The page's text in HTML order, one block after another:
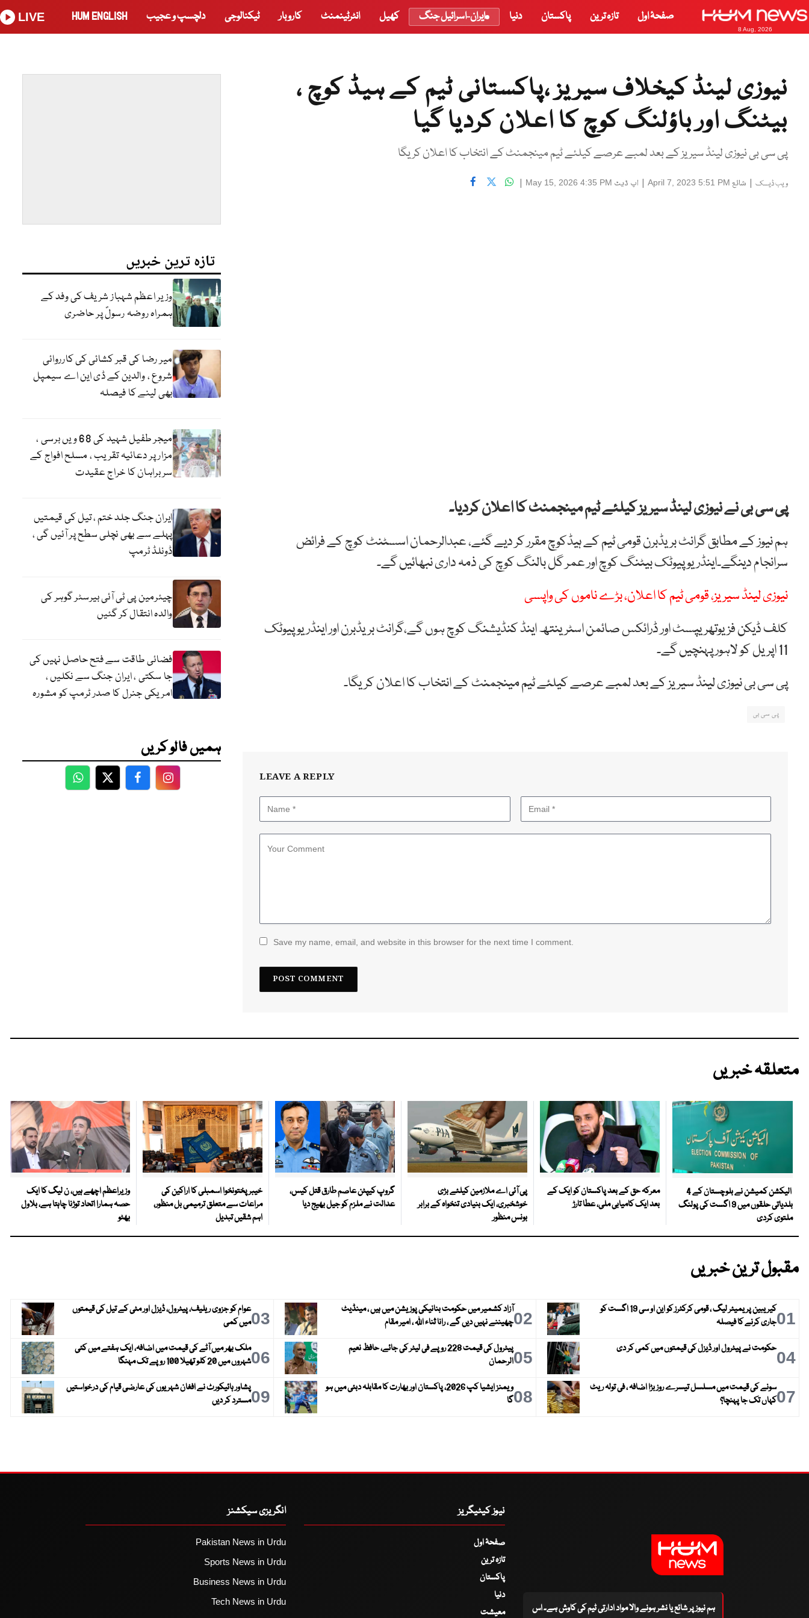
8 Aug, 2026
صفحۂ اول تازہ ترین پاکستان دنیا ایران-اسرائیل جنگ کھیل انٹرٹینمنٹ کاروبار ٹیکنالوجی دلچسپ و عجیب HUM ENGLISH
LIVE
نیوزی لینڈ کیخلاف سیریز ،پاکستانی ٹیم کے ہیڈ کوچ ،
بیٹنگ اور باؤلنگ کوچ کا اعلان کردیا گیا
پی سی بی نیوزی لینڈ سیریز کے بعد لمبے عرصے کیلئے ٹیم مینجمنٹ کے انتخاب کا اعلان کریگا
ویب ڈیسک | شائع April 7, 2023 5:51 PM
| اپ ڈیٹ May 15, 2026 4:35 PM
|
پی سی بی نے نیوزی لینڈ سیریز کیلئے ٹیم مینجمنٹ کا اعلان کردیا۔
ہم نیوز کے مطابق گرانٹ بریڈبرن قومی ٹیم کے ہیڈکوچ مقرر کر دیے گئے، عبدالرحمان اسسٹنٹ کوچ کے فرائض
سرانجام دینگے۔اینڈریو پیوٹک بیٹنگ کوچ اور عمر گل بالنگ کوچ کی ذمہ داری نبھائیں گے۔
نیوزی لینڈ سیریز، قومی ٹیم کا اعلان، بڑے ناموں کی واپسی
کلف ڈیکن فزیوتھریپسٹ اور ڈرائکس صائمن اسٹرینتھ اینڈ کنڈیشنگ کوچ ہوں گے،گرانٹ بریڈبرن اور اینڈریو پیوٹک
11 اپریل کو لاہور پہنچیں گے۔
پی سی بی نیوزی لینڈ سیریز کے بعد لمبے عرصے کیلئے ٹیم مینجمنٹ کے انتخاب کا اعلان کریگا۔
پی سی بی
LEAVE A REPLY
Save my name, email, and website in this browser for the next time I comment.
تازہ ترین خبریں
وزیر اعظم شہباز شریف کی وفد کے
ہمراہ روضہ رسولؐ پر حاضری
میر رضا کی قبر کشائی کی کارروائی
شروع ، والدین کے ڈی این اے سیمپل
بھی لینے کا فیصلہ
میجر طفیل شہید کی 68 ویں برسی ،
مزار پر دعائیہ تقریب ، مسلح افواج کے
سربراہان کا خراج عقیدت
ایران جنگ جلد ختم ، تیل کی قیمتیں
پہلے سے بھی نچلی سطح پر آئیں گی ،
ڈونلڈ ٹرمپ
چیئرمین پی ٹی آئی بیرسٹر گوہر کی
والدہ انتقال کر گئیں
فضائی طاقت سے فتح حاصل نہیں کی
جا سکتی ، ایران جنگ سے نکلیں ،
امریکی جنرل کا صدر ٹرمپ کو مشورہ
ہمیں فالو کریں
WhatsApp
TwitterFacebookFacebook
متعلقہ خبریں
الیکشن کمیشن نے بلوچستان کے 4
بلدیاتی حلقوں میں 9 اگست کی پولنگ
ملتوی کردی
معرکہ حق کے بعد پاکستان کو ایک کے
بعد ایک کامیابی ملی، عطا تارڑ
پی آئی اے ملازمین کیلئے بڑی
خوشخبری، ایک بنیادی تنخواہ کے برابر
بونس منظور
گروپ کیپٹن عاصم طارق قتل کیس،
عدالت نے ملزم کو جیل بھیج دیا
خیبرپختونخوا اسمبلی کا اراکین کی
مراعات سے متعلق ترمیمی بل منظور،
اہم شقیں تبدیل
وزیراعظم اچھے ہیں، ن لیگ کا ایک
حصہ ہمارا اتحاد توڑنا چاہتا ہے، بلاول
بھٹو
مقبول ترین خبریں
01
کیریبین پریمیئر لیگ ، قومی کرکٹرز کو این او سی 19 اگست کو
جاری کرنے کا فیصلہ
02آزاد کشمیر میں حکومت بنانیکی پوزیشن میں ہیں ، مینڈیٹ
چھیننے نہیں دیں گے ، رانا ثناء اللہ ، امیر مقام
03عوام کو جزوی ریلیف، پیٹرول، ڈیزل اور مٹی کے تیل کی قیمتوں
میں کمی
04حکومت نے پیٹرول اور ڈیزل کی قیمتوں میں کمی کر دی 05
پیٹرول کی قیمت 228 روپے فی لیٹر کی جائے، حافظ نعیم
الرحمان
06ملک بھر میں آٹے کی قیمت میں اضافہ، ایک ہفتے میں کئی
شہروں میں 20 کلو تھیلا 100 روپے تک مہنگا
07سونے کی قیمت میں مسلسل تیسرے روز بڑا اضافہ ، فی تولہ ریٹ
کہاں تک جا پہنچا؟
08
ویمنز ایشیا کپ 2026، پاکستان اور بھارت کا مقابلہ دبئی میں ہو
گا
09پشاور ہائیکورٹ نے افغان شہریوں کی عارضی قیام کی درخواستیں
مسترد کر دیں
ہم نیوز پر شائع یا نشر ہونے والا مواد ادارتی ٹیم کی کاوش ہے۔ اس
نیوز کیٹیگریز
صفحۂ اول
تازہ ترین
پاکستان
دنیا
معیشت
انگریزی سیکشنز
Pakistan News in Urdu
Sports News in Urdu
Business News in Urdu
Tech News in Urdu